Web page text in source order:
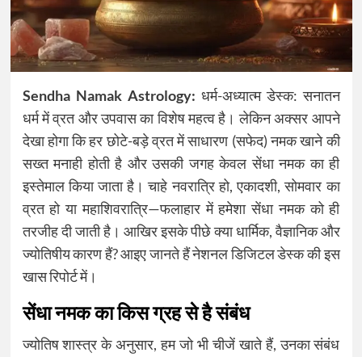
Sendha Namak Astrology: धर्म-अध्यात्म डेस्क: सनातन
धर्म में व्रत और उपवास का विशेष महत्व है। लेकिन अक्सर आपने
देखा होगा कि हर छोटे-बड़े व्रत में साधारण (सफेद) नमक खाने की
सख्त मनाही होती है और उसकी जगह केवल सेंधा नमक का ही
इस्तेमाल किया जाता है। चाहे नवरात्रि हो, एकादशी, सोमवार का
व्रत हो या महाशिवरात्रि—फलाहार में हमेशा सेंधा नमक को ही
तरजीह दी जाती है। आखिर इसके पीछे क्या धार्मिक, वैज्ञानिक और
ज्योतिषीय कारण हैं? आइए जानते हैं नेशनल डिजिटल डेस्क की इस
खास रिपोर्ट में।
सेंधा नमक का किस ग्रह से है संबंध
ज्योतिष शास्त्र के अनुसार, हम जो भी चीजें खाते हैं, उनका संबंध